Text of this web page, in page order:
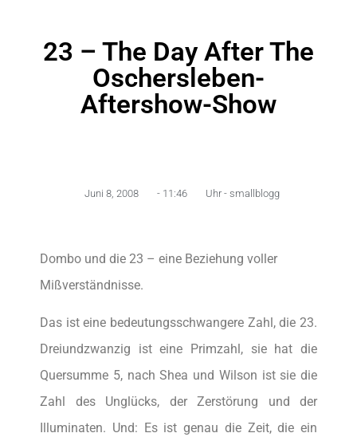
23 – The Day After The
Oschersleben-
Aftershow-Show
Juni 8, 2008 - 11:46 Uhr - smallblogg
Dombo und die 23 – eine Beziehung voller
Mißverständnisse.
Das ist eine bedeutungsschwangere Zahl, die 23.
Dreiundzwanzig ist eine Primzahl, sie hat die
Quersumme 5, nach Shea und Wilson ist sie die
Zahl des Unglücks, der Zerstörung und der
Illuminaten. Und: Es ist genau die Zeit, die ein